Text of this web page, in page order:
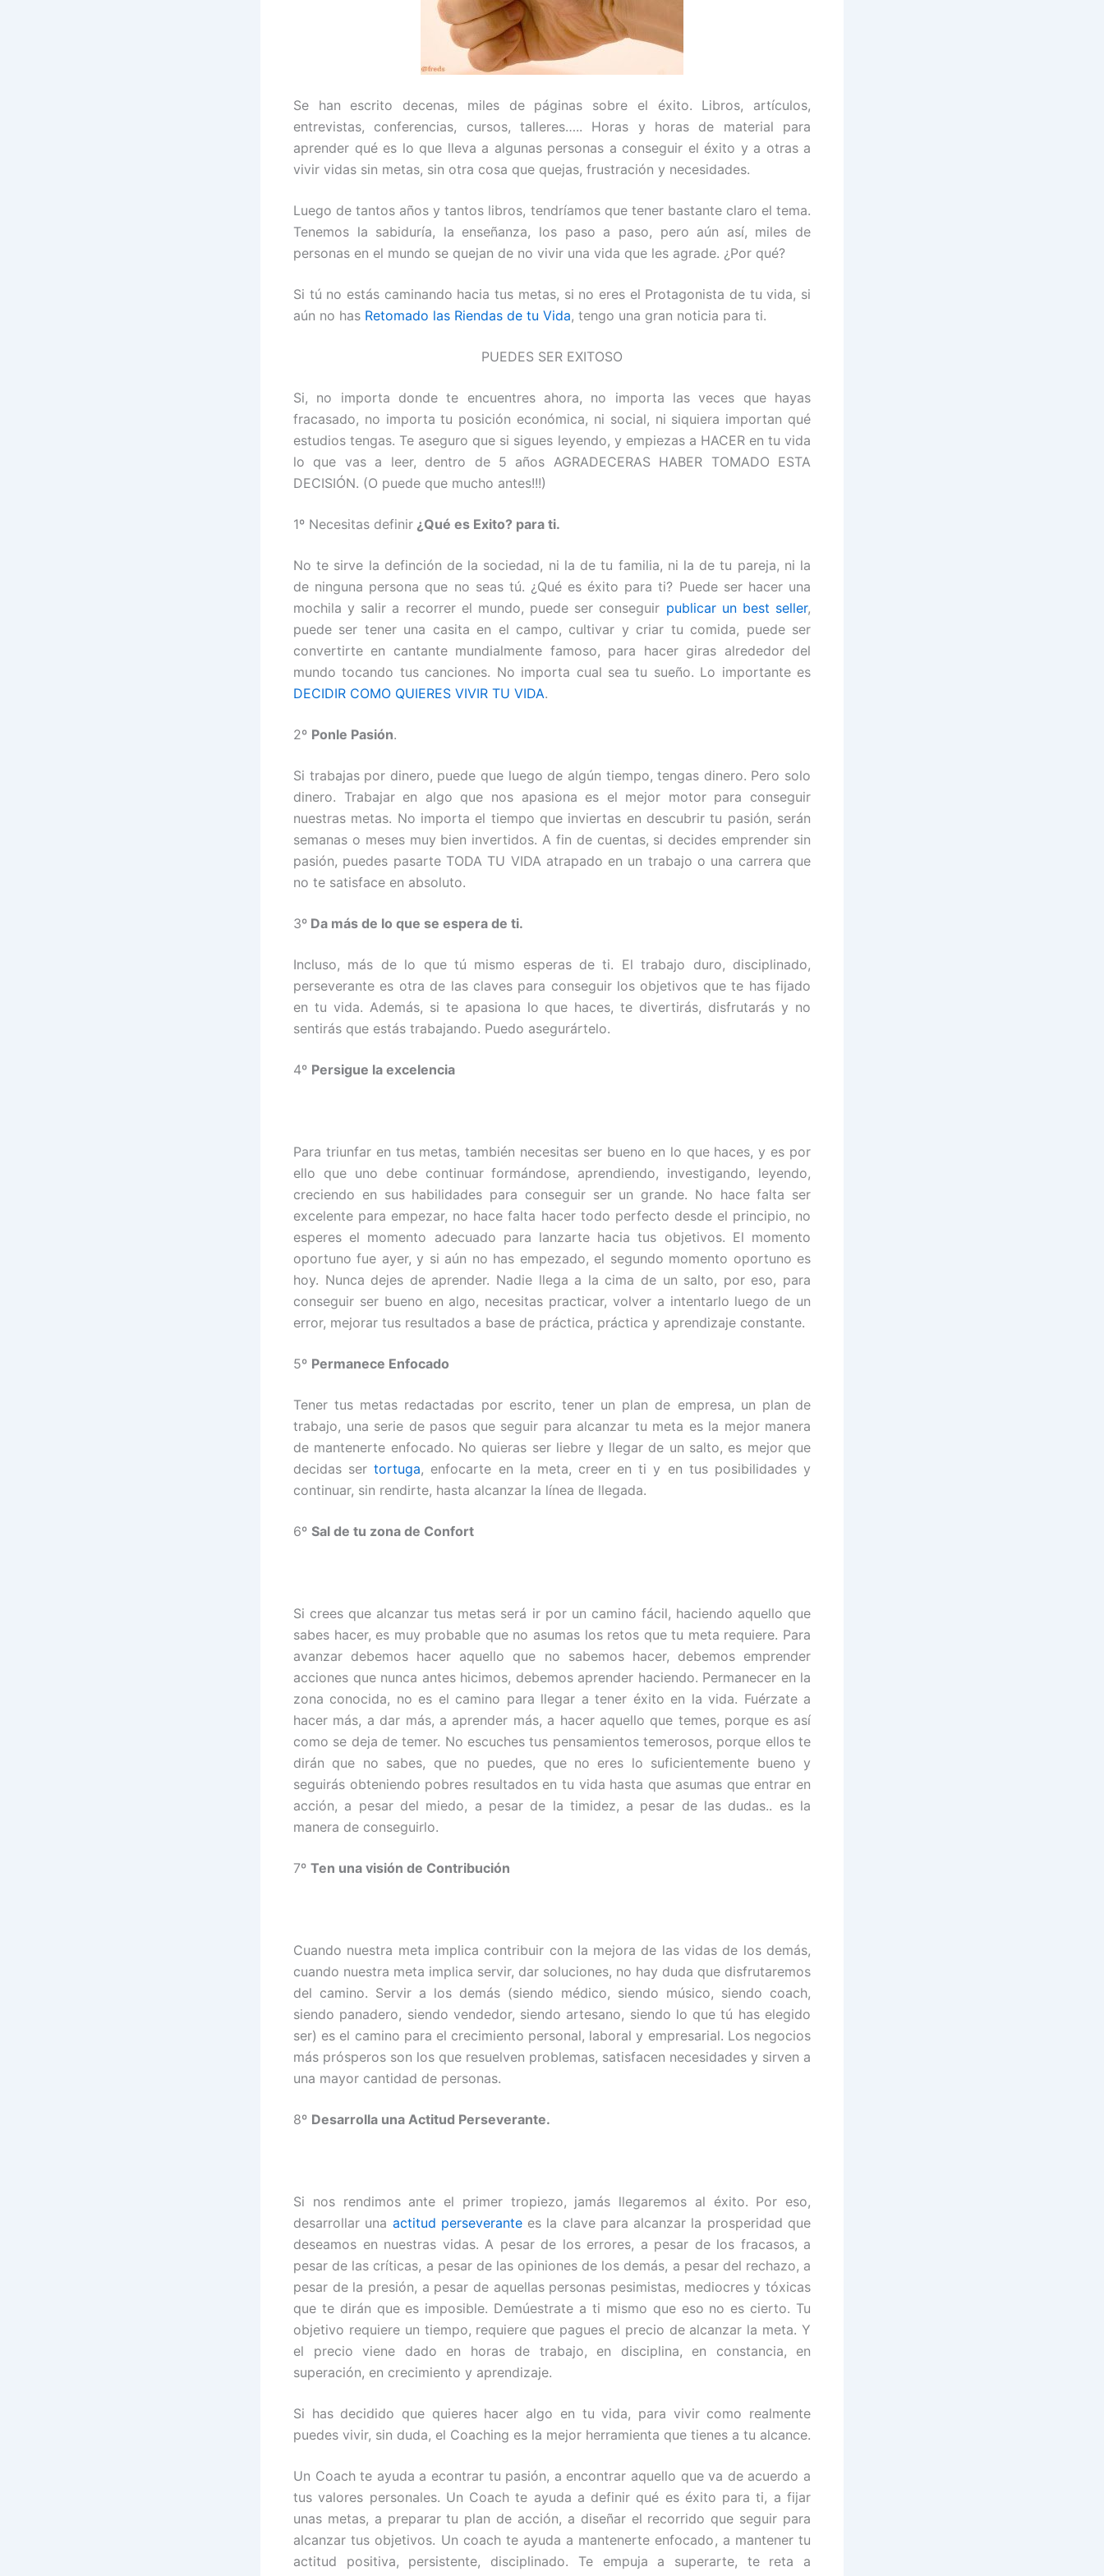
Se han escrito decenas, miles de páginas sobre el éxito. Libros, artículos,
entrevistas, conferencias, cursos, talleres….. Horas y horas de material para
aprender qué es lo que lleva a algunas personas a conseguir el éxito y a otras a
vivir vidas sin metas, sin otra cosa que quejas, frustración y necesidades.
Luego de tantos años y tantos libros, tendríamos que tener bastante claro el tema.
Tenemos la sabiduría, la enseñanza, los paso a paso, pero aún así, miles de
personas en el mundo se quejan de no vivir una vida que les agrade. ¿Por qué?
Si tú no estás caminando hacia tus metas, si no eres el Protagonista de tu vida, si
aún no has Retomado las Riendas de tu Vida, tengo una gran noticia para ti.
PUEDES SER EXITOSO
Si, no importa donde te encuentres ahora, no importa las veces que hayas
fracasado, no importa tu posición económica, ni social, ni siquiera importan qué
estudios tengas. Te aseguro que si sigues leyendo, y empiezas a HACER en tu vida
lo que vas a leer, dentro de 5 años AGRADECERAS HABER TOMADO ESTA
DECISIÓN. (O puede que mucho antes!!!)
1º Necesitas definir ¿Qué es Exito? para ti.
No te sirve la definción de la sociedad, ni la de tu familia, ni la de tu pareja, ni la
de ninguna persona que no seas tú. ¿Qué es éxito para ti? Puede ser hacer una
mochila y salir a recorrer el mundo, puede ser conseguir publicar un best seller,
puede ser tener una casita en el campo, cultivar y criar tu comida, puede ser
convertirte en cantante mundialmente famoso, para hacer giras alrededor del
mundo tocando tus canciones. No importa cual sea tu sueño. Lo importante es
DECIDIR COMO QUIERES VIVIR TU VIDA.
2º Ponle Pasión.
Si trabajas por dinero, puede que luego de algún tiempo, tengas dinero. Pero solo
dinero. Trabajar en algo que nos apasiona es el mejor motor para conseguir
nuestras metas. No importa el tiempo que inviertas en descubrir tu pasión, serán
semanas o meses muy bien invertidos. A fin de cuentas, si decides emprender sin
pasión, puedes pasarte TODA TU VIDA atrapado en un trabajo o una carrera que
no te satisface en absoluto.
3º Da más de lo que se espera de ti.
Incluso, más de lo que tú mismo esperas de ti. El trabajo duro, disciplinado,
perseverante es otra de las claves para conseguir los objetivos que te has fijado
en tu vida. Además, si te apasiona lo que haces, te divertirás, disfrutarás y no
sentirás que estás trabajando. Puedo asegurártelo.
4º Persigue la excelencia
Para triunfar en tus metas, también necesitas ser bueno en lo que haces, y es por
ello que uno debe continuar formándose, aprendiendo, investigando, leyendo,
creciendo en sus habilidades para conseguir ser un grande. No hace falta ser
excelente para empezar, no hace falta hacer todo perfecto desde el principio, no
esperes el momento adecuado para lanzarte hacia tus objetivos. El momento
oportuno fue ayer, y si aún no has empezado, el segundo momento oportuno es
hoy. Nunca dejes de aprender. Nadie llega a la cima de un salto, por eso, para
conseguir ser bueno en algo, necesitas practicar, volver a intentarlo luego de un
error, mejorar tus resultados a base de práctica, práctica y aprendizaje constante.
5º Permanece Enfocado
Tener tus metas redactadas por escrito, tener un plan de empresa, un plan de
trabajo, una serie de pasos que seguir para alcanzar tu meta es la mejor manera
de mantenerte enfocado. No quieras ser liebre y llegar de un salto, es mejor que
decidas sertortuga, enfocarte en la meta, creer en ti y en tus posibilidades y
continuar, sin rendirte, hasta alcanzar la línea de llegada.
6º Sal de tu zona de Confort
Si crees que alcanzar tus metas será ir por un camino fácil, haciendo aquello que
sabes hacer, es muy probable que no asumas los retos que tu meta requiere. Para
avanzar debemos hacer aquello que no sabemos hacer, debemos emprender
acciones que nunca antes hicimos, debemos aprender haciendo. Permanecer en la
zona conocida, no es el camino para llegar a tener éxito en la vida. Fuérzate a
hacer más, a dar más, a aprender más, a hacer aquello que temes, porque es así
como se deja de temer. No escuches tus pensamientos temerosos, porque ellos te
dirán que no sabes, que no puedes, que no eres lo suficientemente bueno y
seguirás obteniendo pobres resultados en tu vida hasta que asumas que entrar en
acción, a pesar del miedo, a pesar de la timidez, a pesar de las dudas.. es la
manera de conseguirlo.
7º Ten una visión de Contribución
Cuando nuestra meta implica contribuir con la mejora de las vidas de los demás,
cuando nuestra meta implica servir, dar soluciones, no hay duda que disfrutaremos
del camino. Servir a los demás (siendo médico, siendo músico, siendo coach,
siendo panadero, siendo vendedor, siendo artesano, siendo lo que tú has elegido
ser) es el camino para el crecimiento personal, laboral y empresarial. Los negocios
más prósperos son los que resuelven problemas, satisfacen necesidades y sirven a
una mayor cantidad de personas.
8º Desarrolla una Actitud Perseverante.
Si nos rendimos ante el primer tropiezo, jamás llegaremos al éxito. Por eso,
desarrollar una actitud perseverantees la clave para alcanzar la prosperidad que
deseamos en nuestras vidas. A pesar de los errores, a pesar de los fracasos, a
pesar de las críticas, a pesar de las opiniones de los demás, a pesar del rechazo, a
pesar de la presión, a pesar de aquellas personas pesimistas, mediocres y tóxicas
que te dirán que es imposible. Demúestrate a ti mismo que eso no es cierto. Tu
objetivo requiere un tiempo, requiere que pagues el precio de alcanzar la meta. Y
el precio viene dado en horas de trabajo, en disciplina, en constancia, en
superación, en crecimiento y aprendizaje.
Si has decidido que quieres hacer algo en tu vida, para vivir como realmente
puedes vivir, sin duda, el Coaching es la mejor herramienta que tienes a tu alcance.
Un Coach te ayuda a econtrar tu pasión, a encontrar aquello que va de acuerdo a
tus valores personales. Un Coach te ayuda a definir qué es éxito para ti, a fijar
unas metas, a preparar tu plan de acción, a diseñar el recorrido que seguir para
alcanzar tus objetivos. Un coach te ayuda a mantenerte enfocado, a mantener tu
actitud positiva, persistente, disciplinado. Te empuja a superarte, te reta a